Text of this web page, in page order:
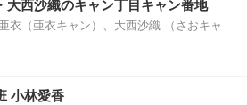
大西沙織のキャン丁目キャン番地
衣（亜衣キャン）、大西沙織 （さおキャ
小林愛香